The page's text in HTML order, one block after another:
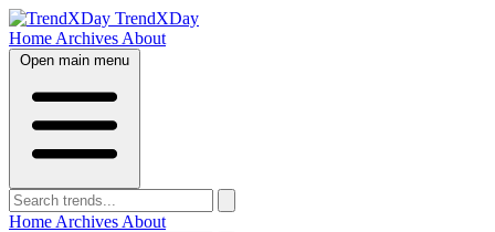
TrendXDay
Home Archives About
Open main menu
Home Archives About